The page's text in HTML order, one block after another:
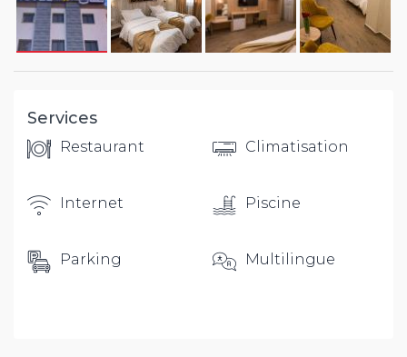
Services
Restaurant
Internet
Parking
Climatisation
Piscine
Multilingue